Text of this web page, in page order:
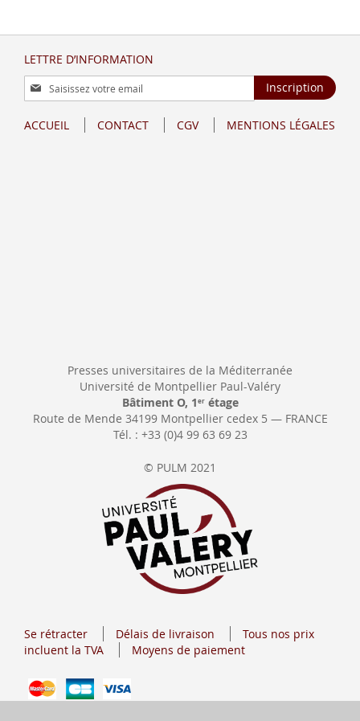
LETTRE D’INFORMATION
Inscription
à
lettre
Inscription
ACCUEIL CONTACT CGV MENTIONS LÉGALES
Presses universitaires de la Méditerranée
Université de Montpellier Paul-Valéry
Bâtiment O, 1 erétage
Route de Mende 34199 Montpellier cedex 5 — FRANCE
Tél. : +33 (0)4 99 63 69 23
© PULM 2021
Se rétracter Délais de livraison
Tous nos prix
incluent la TVA
Moyens de paiement